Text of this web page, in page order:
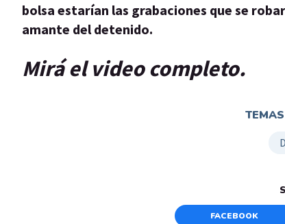
bolsa estarían las grabaciones que se
amante del detenido.
Mirá el video completo.
FACEBOOK